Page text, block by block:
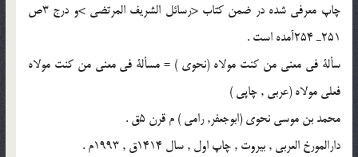
چاپ معرفى شده در ضمن كتاب <رسائل الشريف المرتضى >و درج 3ص
251ـ 254آمده است .
سألة فى معنى من كنت مولاه (نحوى ) = مسألة فى معنى من كنت مولاه
فعلى مولاه (عربى , چاپى )
محمد بن موسى نحوى (ابوجعفر, رامى ) م قرن 5ق .
دارالمورخ العربى , بيروت , چاپ اول , سال 1414ق , 1993م .